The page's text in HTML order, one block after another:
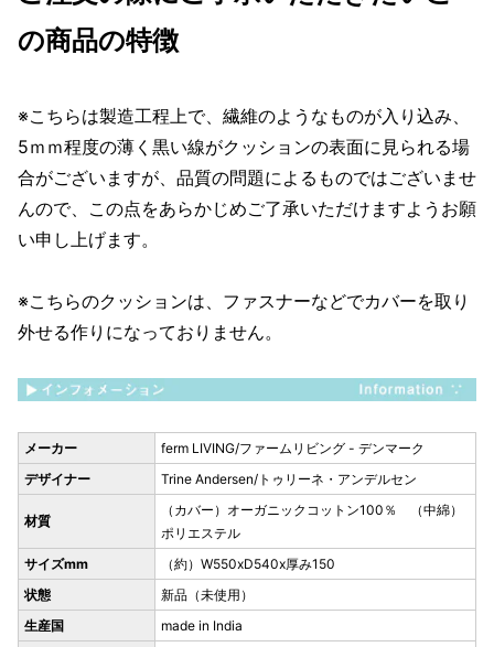
の商品の特徴
※こちらは製造工程上で、繊維のようなものが入り込み、
5ｍｍ程度の薄く黒い線がクッションの表面に見られる場
合がございますが、品質の問題によるものではございませ
んので、この点をあらかじめご了承いただけますようお願
い申し上げます。
※こちらのクッションは、ファスナーなどでカバーを取り
外せる作りになっておりません。
メーカー
ferm LIVING/ファームリビング - デンマーク
デザイナー
Trine Andersen/トゥリーネ・アンデルセン
材質
（カバー）オーガニックコットン100％ （中綿）
ポリエステル
サイズmm
（約）W550xD540x厚み150
状態
新品（未使用）
生産国
made in India